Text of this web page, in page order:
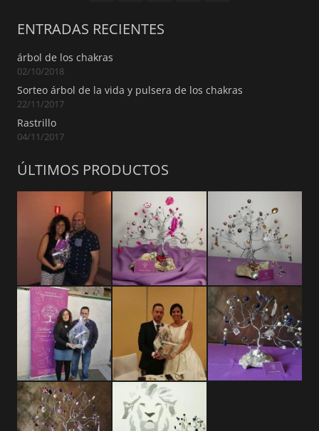
ENTRADAS RECIENTES
árbol de los chakras
02/10/2018
Sorteo árbol de la vida y pulsera de los chakras
22/11/2017
Rastrillo
04/11/2017
ÚLTIMOS PRODUCTOS